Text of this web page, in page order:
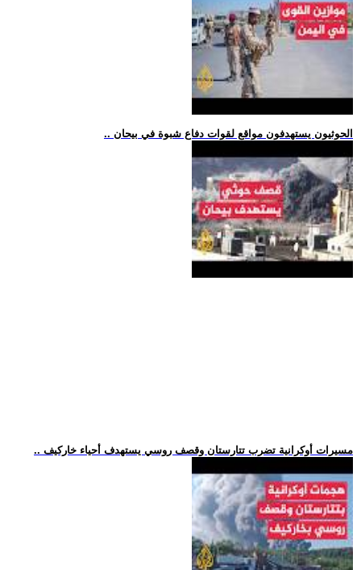
.. الحوثيون يستهدفون مواقع لقوات دفاع شبوة في بيحان
.. مسيرات أوكرانية تضرب تتارستان وقصف روسي يستهدف أحياء خاركيف